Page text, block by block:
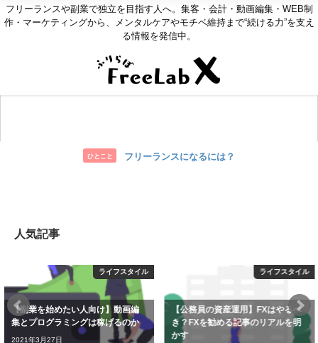
フリーランスや副業で独立を目指す人へ。集客・会計・動画編集・WEB制
作・マーケティングから、メンタルケアやモチベ維持まで“続ける力”を支え
る情報を発信中。
ひとこと フリーランスになるには？
人気記事
ライフスタイル
【公務員の資産運用】FXはやるべ
き？FXを勧める記事のリアルを明
かす
ワードプレスブログの始め方
2020年5月24日